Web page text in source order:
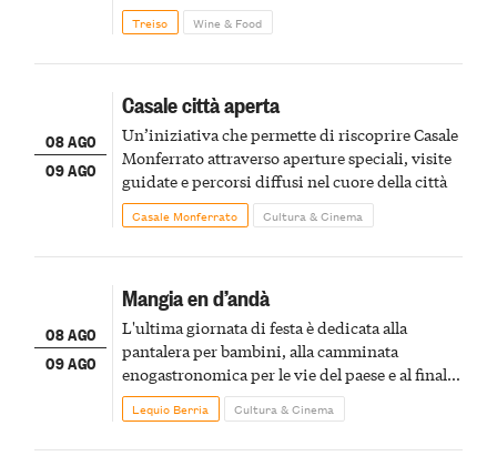
Treiso Wine & Food
08 AGO
09 AGO
Casale città aperta
Un’iniziativa che permette di riscoprire Casale
Monferrato attraverso aperture speciali, visite
guidate e percorsi diffusi nel cuore della città
Casale Monferrato Cultura & Cinema
08 AGO
09 AGO
Mangia en d’andà
L'ultima giornata di festa è dedicata alla
pantalera per bambini, alla camminata
enogastronomica per le vie del paese e al finale
pirotecnico
Lequio Berria Cultura & Cinema